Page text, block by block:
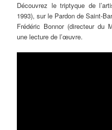
Découvrez le triptyque de
1993), sur le Pardon de Saint-
Frédéric Bonnor (directeur du
une lecture de l’œuvre.